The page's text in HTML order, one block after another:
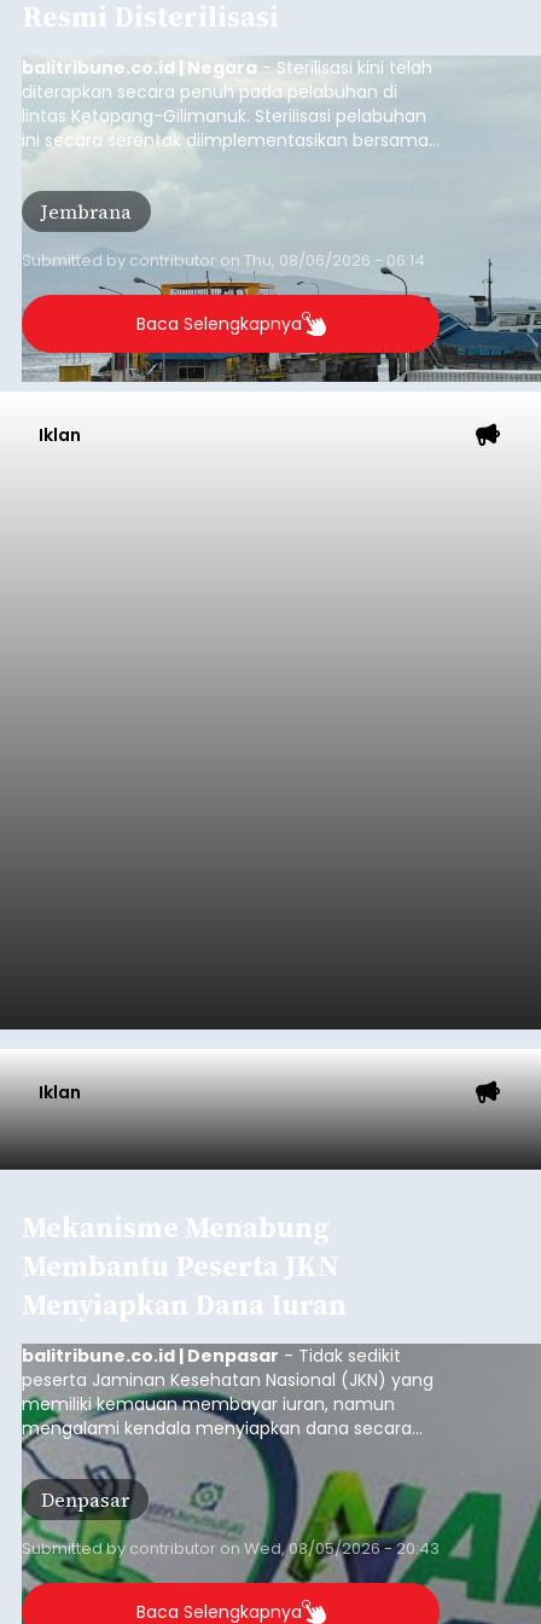
Resmi Disterilisasi
balitribune.co.id | Negara - Sterilisasi kini telah
diterapkan secara penuh pada pelabuhan di
lintas Ketapang-Gilimanuk. Sterilisasi pelabuhan
ini secara serentak diimplementasikan bersama
empat pelabuhan utama lainnya, yakni
Pelabuhan Merak, Bakauheni, Kayangan, dan
Lembar pada Rabu (5/8/2026).
Jembrana
Submitted by contributor on Thu, 08/06/2026 - 06:14
Baca Selengkapnya
Iklan
Iklan
Mekanisme Menabung
Membantu Peserta JKN
Menyiapkan Dana Iuran
balitribune.co.id | Denpasar - Tidak sedikit
peserta Jaminan Kesehatan Nasional (JKN) yang
memiliki kemauan membayar iuran, namun
mengalami kendala menyiapkan dana secara
penuh saat jatuh tempo pembayaran iuran.
Kondisi ini terutama dialami oleh peserta
segmen Pekerja Bukan Penerima Upah (PBPU)
yang memiliki penghasilan tidak tetap.
Denpasar
Submitted by contributor on Wed, 08/05/2026 - 20:43
Baca Selengkapnya